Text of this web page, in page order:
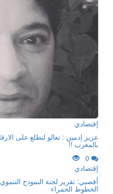
إقتصادي
عزيز إدمين : تعالو لنطلع على
بالمغرب !!
إقتصادي
أقصبي: تقرير لجنة النمودج
الخطوط الحمراء